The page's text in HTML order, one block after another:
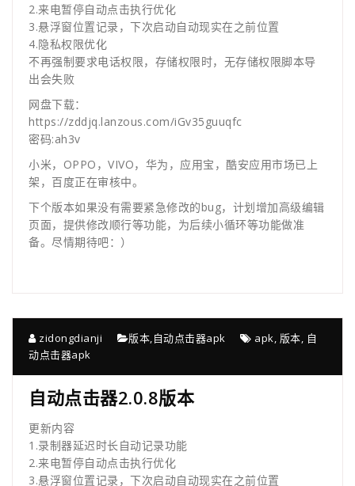
2.来电暂停自动点击执行优化
3.悬浮窗位置记录，下次启动自动现实在之前位置
4.隐私权限优化
不再强制要求电话权限，存储权限时，无存储权限脚本导
出会失败
网盘下载：
https://zddjq.lanzous.com/iGv35guuqfc
密码:ah3v
小米，OPPO，VIVO，华为，应用宝，酷安应用市场已上
架，百度正在审核中。
下个版本如果没有需要紧急修改的bug，计划增加高级编辑
页面，提供修改顺行等功能，为后续小循环等功能做准
备。尽情期待吧：）
zidongdianji 版本,自动点击器apk apk, 版本, 自
动点击器apk
自动点击器2.0.8版本
更新内容
1.录制器延迟时长自动记录功能
2.来电暂停自动点击执行优化
3.悬浮窗位置记录，下次启动自动现实在之前位置